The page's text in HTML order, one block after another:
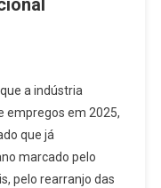
a indústria
empregos em 2025,
que já
marcado pelo
pelo rearranjo das